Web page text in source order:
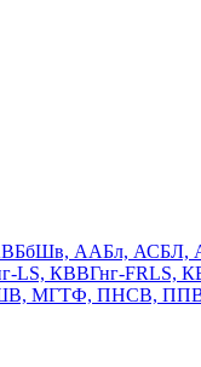
ААБл, АСБЛ,
LS, КВВГнг-FRLS,
МГТФ, ПНСВ,